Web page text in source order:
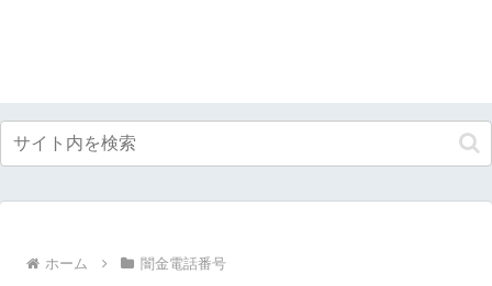
ホーム 闇金電話番号